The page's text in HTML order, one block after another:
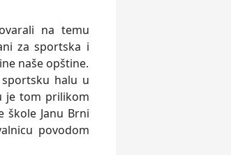
na temu
za sportska i
naše opštine.
halu u
je tom prilikom
Janu Brni
povodom